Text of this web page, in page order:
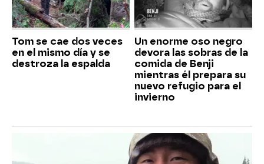
Tom se cae dos veces
en el mismo día y se
destroza la espalda
Un enorme oso negro
devora las sobras de la
comida de Benji
mientras él prepara su
nuevo refugio para el
invierno